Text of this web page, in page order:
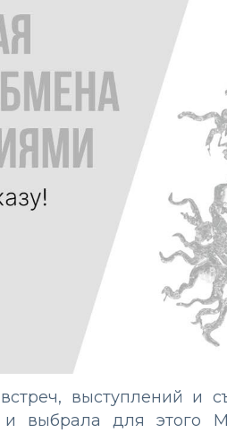
выступлений и
и выбрала для этого